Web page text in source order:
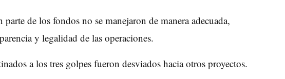
de los fondos no se manejaron de manera adecuada,
y legalidad de las operaciones.
a los tres golpes fueron desviados hacia otros proyectos.